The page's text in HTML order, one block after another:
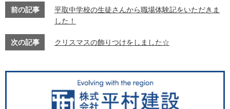
前の記事
平取中学校の生徒さんから職場体験記をいただきま
した！
次の記事 クリスマスの飾りつけをしました☆